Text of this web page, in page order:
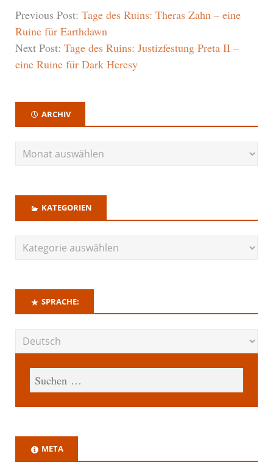
Previous Post: Tage des Ruins: Theras Zahn – eine
Ruine für Earthdawn
Next Post: Tage des Ruins: Justizfestung Preta II –
eine Ruine für Dark Heresy
ARCHIV
KATEGORIEN
SPRACHE:
META